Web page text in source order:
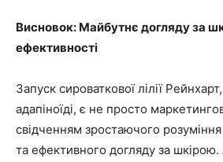
Висновок: Майбутнє догляду за
ефективності
Запуск сироваткової лілії
адапіноїді, є не просто
свідченням зростаючого розуміння
та ефективного догляду за шкірою.